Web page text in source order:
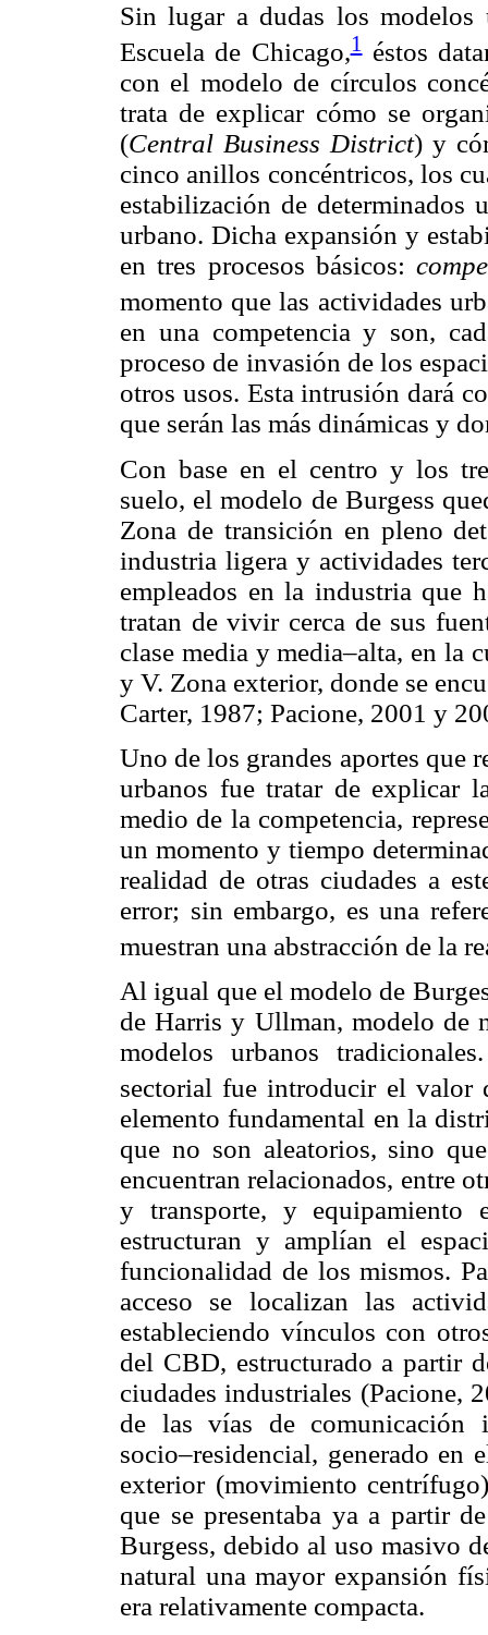
Sin lugar a dudas los
Escuela de Chicago,1éstos
con el modelo de círculos
trata de explicar cómo se
(Central Business District) y
cinco anillos concéntricos, los
estabilización de determinados
urbano. Dicha expansión y
en tres procesos básicos:
momento que las actividades
en una competencia y son,
proceso de invasión de los
otros usos. Esta intrusión dará
que serán las más dinámicas y
Con base en el centro y los
suelo, el modelo de Burgess
Zona de transición en pleno
industria ligera y actividades
empleados en la industria que
tratan de vivir cerca de sus
clase media y media–alta, en la
y V. Zona exterior, donde se
Carter, 1987; Pacione, 2001 y
Uno de los grandes aportes que
urbanos fue tratar de explicar
medio de la competencia,
un momento y tiempo
realidad de otras ciudades a
error; sin embargo, es una
muestran una abstracción de la
Al igual que el modelo de
de Harris y Ullman, modelo de
modelos urbanos
sectorial fue introducir el
elemento fundamental en la
que no son aleatorios, sino
encuentran relacionados, entre
y transporte, y equipamiento
estructuran y amplían el
funcionalidad de los mismos.
acceso se localizan las
estableciendo vínculos con
del CBD, estructurado a partir
ciudades industriales (Pacione,
de las vías de comunicación
socio–residencial, generado en
exterior (movimiento
que se presentaba ya a partir
Burgess, debido al uso masivo
natural una mayor expansión
era relativamente compacta.